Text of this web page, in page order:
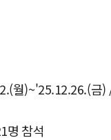
월)~'25.12.26.(금)
명 참석